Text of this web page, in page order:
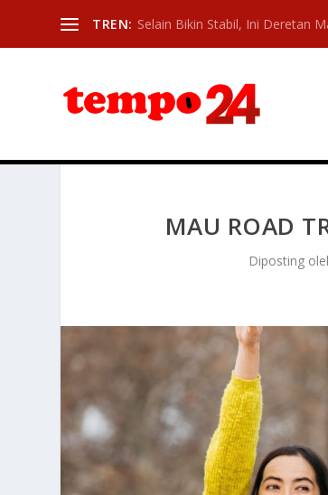
TREN: Selain Bikin Stabil, Ini Deretan
MAU ROAD
Diposting